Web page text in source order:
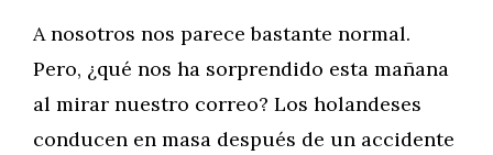
A nosotros nos parece bastante normal.
Pero, ¿qué nos ha sorprendido esta mañana
al mirar nuestro correo? Los holandeses
conducen en masa después de un accidente